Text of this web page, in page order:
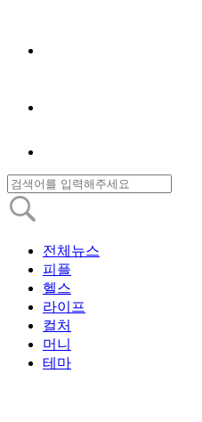
전체뉴스
피플
헬스
라이프
컬처
머니
테마